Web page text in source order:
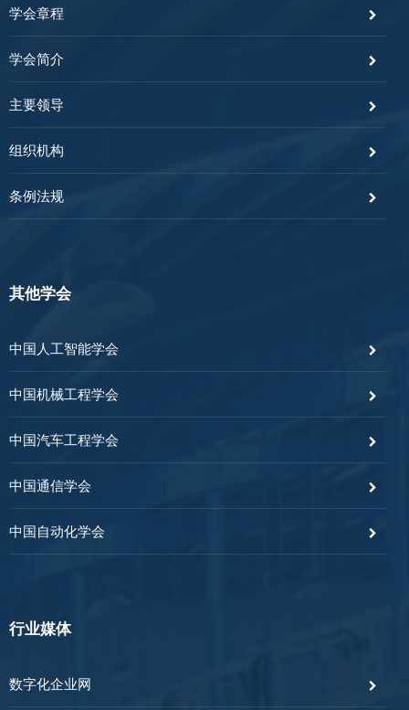
学会章程
学会简介
主要领导
组织机构
条例法规
其他学会
中国人工智能学会
中国机械工程学会
中国汽车工程学会
中国通信学会
中国自动化学会
行业媒体
数字化企业网